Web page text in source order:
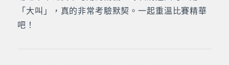
「大叫」，真的非常考驗默契。一起重溫比賽精華
吧！